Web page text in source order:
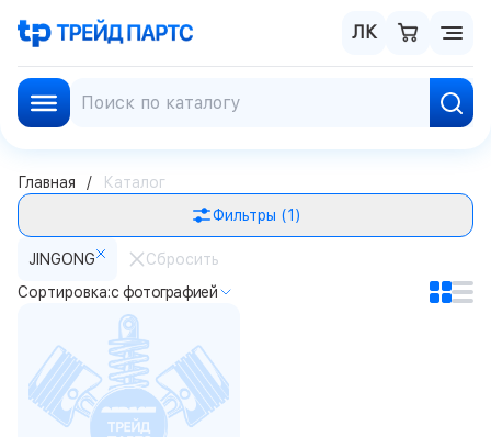
ЛК
Главная
Каталог
Фильтры (1)
JINGONG
Сбросить
Сортировка:с фотографией